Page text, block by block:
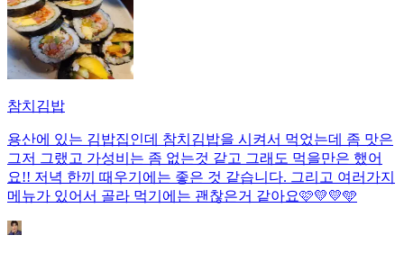
참치김밥
용산에 있는 김밥집인데 참치김밥을 시켜서 먹었는데 좀 맛은
그저 그랬고 가성비는 좀 없는것 같고 그래도 먹을만은 했어
요!! 저녁 한끼 때우기에는 좋은 것 같습니다. 그리고 여러가지
메뉴가 있어서 골라 먹기에는 괜찮은거 같아요🩷💛💛🩵